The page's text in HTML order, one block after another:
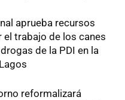
aprueba recursos
el trabajo de los canes
de la PDI en la
reformalizará